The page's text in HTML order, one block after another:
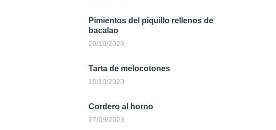
Pimientos del piquillo rellenos de
bacalao
20/10/2023
Tarta de melocotones
10/10/2023
Cordero al horno
27/09/2023